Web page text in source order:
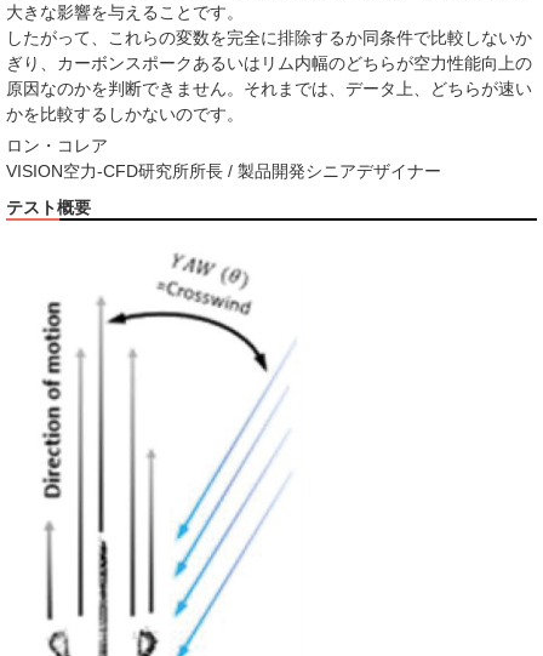
大きな影響を与えることです。
したがって、これらの変数を完全に排除するか同条件で比較しないか
ぎり、カーボンスポークあるいはリム内幅のどちらが空力性能向上の
原因なのかを判断できません。それまでは、データ上、どちらが速い
かを比較するしかないのです。
ロン・コレア
VISION空力-CFD研究所所長 / 製品開発シニアデザイナー
テスト概要